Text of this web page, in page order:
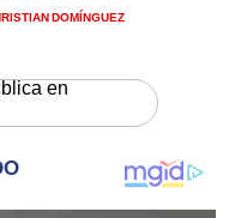
DOMÍNGUEZ
en